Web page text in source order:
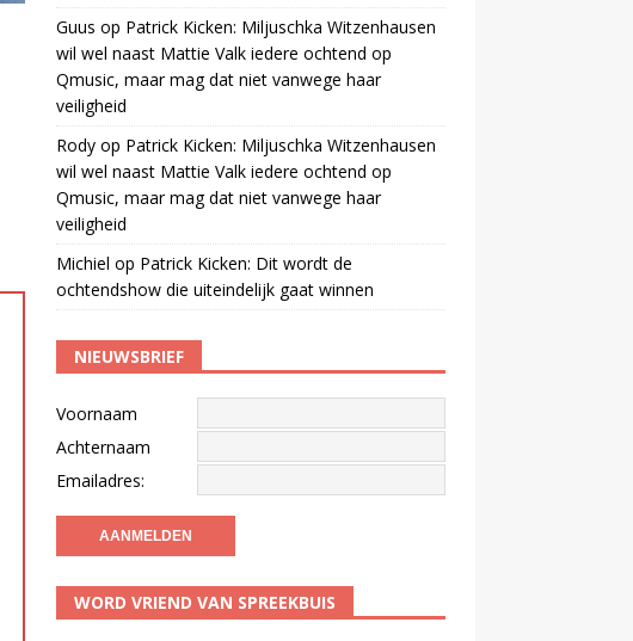
Guus op Patrick Kicken: Miljuschka Witzenhausen
wil wel naast Mattie Valk iedere ochtend op
Qmusic, maar mag dat niet vanwege haar
veiligheid
Rodyop Patrick Kicken: Miljuschka Witzenhausen
wil wel naast Mattie Valk iedere ochtend op
Qmusic, maar mag dat niet vanwege haar
veiligheid
Michiel op Patrick Kicken: Dit wordt de
ochtendshow die uiteindelijk gaat winnen
NIEUWSBRIEF
Voornaam
Achternaam
Emailadres:
WORD VRIEND VAN SPREEKBUIS